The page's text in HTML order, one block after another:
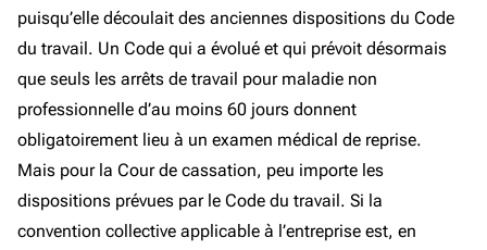
puisqu’elle découlait des anciennes dispositions du Code
du travail. Un Code qui a évolué et qui prévoit désormais
que seuls les arrêts de travail pour maladie non
professionnelle d’au moins 60 jours donnent
obligatoirement lieu à un examen médical de reprise.
Mais pour la Cour de cassation, peu importe les
dispositions prévues par le Code du travail. Si la
convention collective applicable à l’entreprise est, en